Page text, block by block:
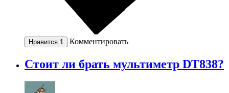
Нравится 1 Комментировать
Стоит ли брать мультиметр DT838?